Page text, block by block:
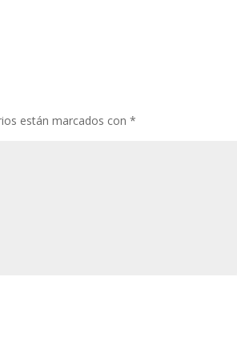
están marcados con*